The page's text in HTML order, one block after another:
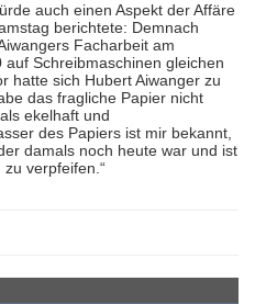
auch einen Aspekt der Affäre
berichtete: Demnach
Facharbeit am
Schreibmaschinen gleichen
hatte sich Hubert Aiwanger zu
das fragliche Papier nicht
ekelhaft und
des Papiers ist mir bekannt,
damals noch heute war und ist
verpfeifen.“